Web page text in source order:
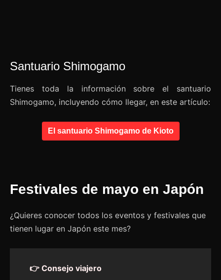
Santuario Shimogamo
Tienes toda la información sobre el santuario
Shimogamo, incluyendo cómo llegar, en este artículo:
El santuario Shimogamo de Kioto
Festivales de mayo en Japón
¿Quieres conocer todos los eventos y festivales que
tienen lugar en Japón este mes?
👉 Consejo viajero